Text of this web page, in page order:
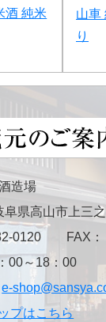
酒 純米
山車
り
造場
阜県高山市上三
0120 FAX：
00～18：00
e-
プはこちら